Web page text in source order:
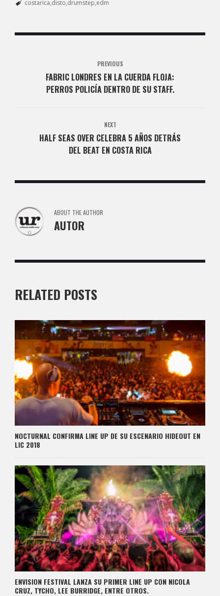
costarica disto drumstep edm
PREVIOUS
FABRIC LONDRES EN LA CUERDA FLOJA:
PERROS POLICÍA DENTRO DE SU STAFF.
NEXT
HALF SEAS OVER CELEBRA 5 AÑOS DETRÁS
DEL BEAT EN COSTA RICA
ABOUT THE AUTHOR
AUTOR
RELATED POSTS
NOCTURNAL CONFIRMA LINE UP DE SU ESCENARIO HIDEOUT EN
LIC 2018
ENVISION FESTIVAL LANZA SU PRIMER LINE UP CON NICOLA
CRUZ, TYCHO, LEE BURRIDGE, ENTRE OTROS.